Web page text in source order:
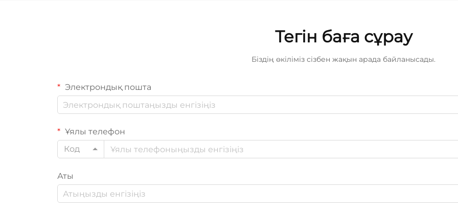
Тегін баға сұрау
Біздің өкіліміз сізбен жақын арада байланысады.
Электрондық пошта
Ұялы телефон
Код
Аты